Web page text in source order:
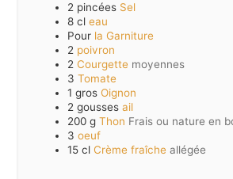
2 pincées Sel
8 cl eau
Pour la Garniture
2 poivron
2 Courgette moyennes
3 Tomate
1 gros Oignon
2 gousses ail
200 g Thon Frais ou nature en
3 oeuf
15 cl Crème fraîche allégée